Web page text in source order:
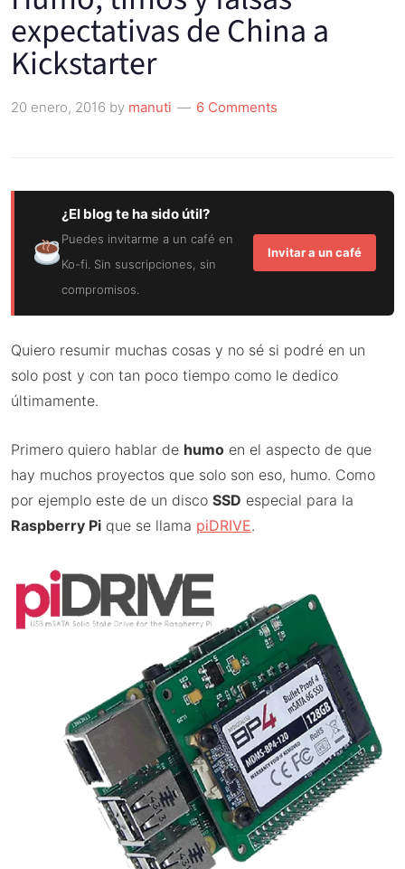
expectativas de China a
Kickstarter
20 enero, 2016 by manuti 6 Comments
¿El blog te ha sido útil?
Puedes invitarme a un café en
Ko-fi. Sin suscripciones, sin
compromisos.
Invitar a un café
Quiero resumir muchas cosas y no sé si podré en un
solo post y con tan poco tiempo como le dedico
últimamente.
Primero quiero hablar de humo en el aspecto de que
hay muchos proyectos que solo son eso, humo. Como
por ejemplo este de un disco SSD especial para la
Raspberry Pi que se llama piDRIVE.